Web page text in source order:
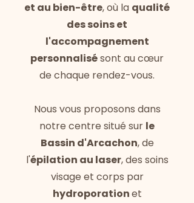
et au bien-être, où la qualité
des soins et
l'accompagnement
personnalisésont au cœur
de chaque rendez-vous.
Nous vous proposons dans
notre centre situé sur le
Bassin d'Arcachon, de
l'épilation au laser, des soins
visage et corps par
hydroporationet